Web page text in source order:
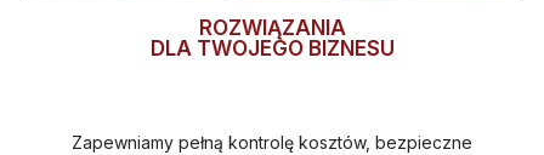
ROZWIĄZANIA
DLA TWOJEGO BIZNESU
Zapewniamy pełną kontrolę kosztów, bezpieczne